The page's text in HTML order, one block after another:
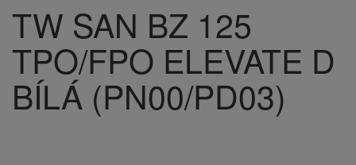
TW SAN BZ 125
TPO/FPO ELEVATE D
BÍLÁ (PN00/PD03)